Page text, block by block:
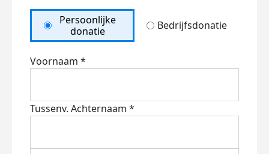
Persoonlijke
donatie
Bedrijfsdonatie
Voornaam *
Tussenv. Achternaam *